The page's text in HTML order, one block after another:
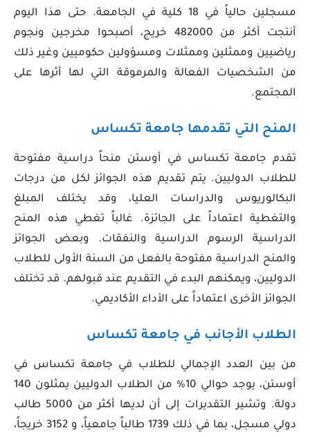
مسجلين حالياً في 18 كلية في الجامعة. حتى هذا اليوم
أنتجت أكثر من 482000 خريج، أصبحوا مخرجين ونجوم
رياضيين وممثلين وممثلات ومسؤولين حكوميين وغير ذلك
من الشخصيات الفعالة والمرموقة التي لها أثرها على
المجتمع.
المنح التي تقدمها جامعة تكساس
تقدم جامعة تكساس في أوستن منحاً دراسية مفتوحة
للطلاب الدوليين. يتم تقديم هذه الجوائز لكل من درجات
البكالوريوس والدراسات العليا، وقد يختلف المبلغ
والتغطية اعتماداً على الجائزة. غالباً تغطي هذه المنح
الدراسية الرسوم الدراسية والنفقات. وبعض الجوائز
والمنح الدراسية مفتوحة بالفعل من السنة الأولى للطلاب
الدوليين، ويمكنهم البدء في التقديم عند قبولهم. قد تختلف
الجوائز الأخرى اعتماداً على الأداء الأكاديمي.
الطلاب الأجانب في جامعة تكساس
من بين العدد الإجمالي للطلاب في جامعة تكساس في
أوستن، يوجد حوالي 10% من الطلاب الدوليين يمثلون 140
دولة. وتشير التقديرات إلى أن لديها أكثر من 5000 طالب
دولي مسجل، بما في ذلك 1739 طالباً جامعياً، و 3152 خريجاً،